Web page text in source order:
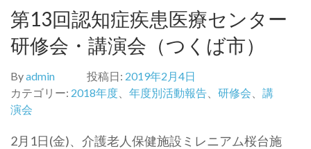
第13回認知症疾患医療センター
研修会・講演会（つくば市）
Byadmin 投稿日: 2019年2月4日
カテゴリー: 2018年度 年度別活動報告 研修会
講
演会
2月1日(金)、介護老人保健施設ミレニアム桜台施